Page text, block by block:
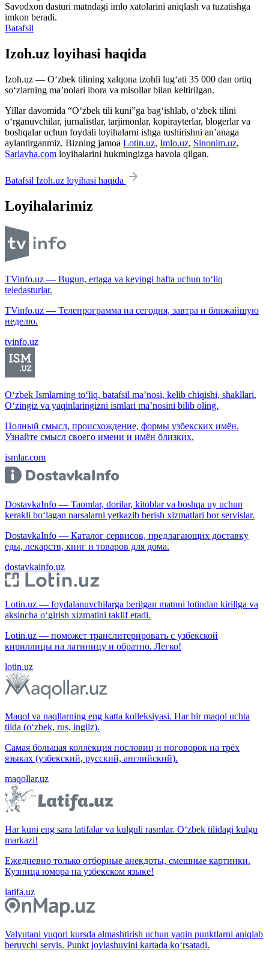
Savodxon dasturi matndagi imlo xatolarini aniqlash va tuzatishga
imkon beradi.
Batafsil
Izoh.uz loyihasi haqida
Izoh.uz — O‘zbek tilining xalqona izohli lug‘ati 35 000 dan ortiq
so‘zlarning ma’nolari ibora va misollar bilan keltirilgan.
Yillar davomida “O‘zbek tili kuni”ga bag‘ishlab, o‘zbek tilini
o‘rganuvchilar, jurnalistlar, tarjimonlar, kopirayterlar, blogerlar va
boshqalar uchun foydali loyihalarni ishga tushirishni an’anaga
aylantirganmiz. Bizning jamoa Lotin.uz, Imlo.uz, Sinonim.uz,
Sarlavha.com loyihalarini hukmingizga havola qilgan.
Batafsil Izoh.uz loyihasi haqida
Loyihalarimiz
TVinfo.uz — Bugun, ertaga va keyingi hafta uchun to‘liq
teledasturlar.
TVinfo.uz — Телепрограмма на сегодня, завтра и ближайшую
неделю.
tvinfo.uz
O‘zbek Ismlarning to‘liq, batafsil ma’nosi, kelib chiqishi, shakllari.
O‘zingiz va yaqinlaringizni ismlari ma’nosini bilib oling.
Полный смысл, происхождение, формы узбекских имён.
Узнайте смысл своего имени и имён близких.
ismlar.com
DostavkaInfo — Taomlar, dorilar, kitoblar va boshqa uy uchun
kerakli bo‘lagan narsalarni yetkazib berish xizmatlari bor servislar.
DostavkaInfo — Каталог сервисов, предлагающих доставку
еды, лекарств, книг и товаров для дома.
dostavkainfo.uz
Lotin.uz — foydalanuvchilarga berilgan matnni lotindan kirillga va
aksincha o‘girish xizmatini taklif etadi.
Lotin.uz — поможет транслитерировать с узбекской
кириллицы на латиницу и обратно. Легко!
lotin.uz
Maqol va naqllarning eng katta kolleksiyasi. Har bir maqol uchta
tilda (o‘zbek, rus, ingliz).
Самая большая коллекция пословиц и поговорок на трёх
языках (узбекский, русский, английский).
maqollar.uz
Har kuni eng sara latifalar va kulguli rasmlar. O‘zbek tilidagi kulgu
markazi!
Ежедневно только отборные анекдоты, смешные картинки.
Кузница юмора на узбекском языке!
latifa.uz
Valyutani yuqori kursda almashtirish uchun yaqin punktlarni aniqlab
beruvchi servis. Punkt joylashuvini kartada ko‘rsatadi.